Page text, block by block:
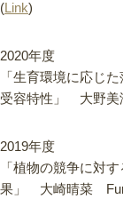
(Link)
2020年度
「生育環境に応じ
受容特性」 大野美
2019年度
「植物の競争に対
果」 大崎晴菜